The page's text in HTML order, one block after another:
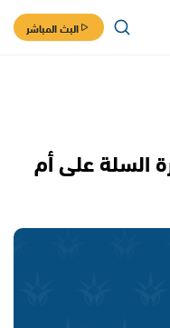
البث المباشر
السلة على أم